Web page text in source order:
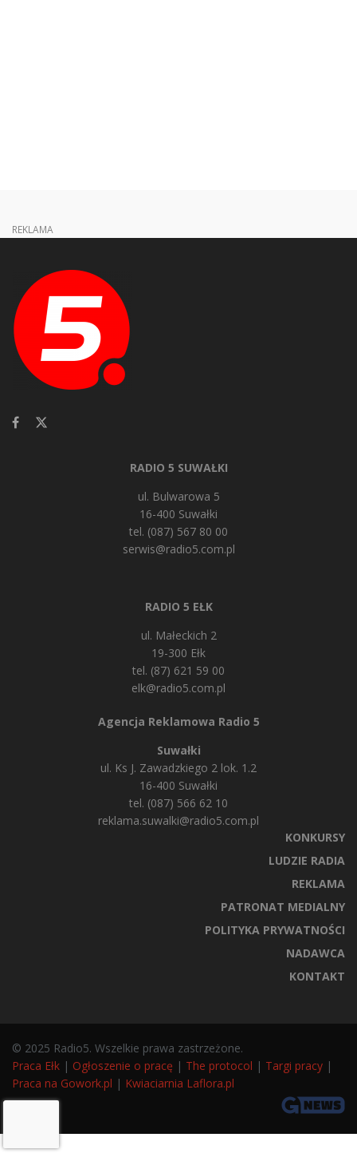
REKLAMA
RADIO 5 SUWAŁKI
ul. Bulwarowa 5
16-400 Suwałki
tel. (087) 567 80 00
serwis@radio5.com.pl
RADIO 5 EŁK
ul. Małeckich 2
19-300 Ełk
tel. (87) 621 59 00
elk@radio5.com.pl
Agencja Reklamowa Radio 5
Suwałki
ul. Ks J. Zawadzkiego 2 lok. 1.2
16-400 Suwałki
tel. (087) 566 62 10
reklama.suwalki@radio5.com.pl
KONKURSY
LUDZIE RADIA
REKLAMA
PATRONAT MEDIALNY
POLITYKA PRYWATNOŚCI
NADAWCA
KONTAKT
© 2025 Radio5. Wszelkie prawa zastrzeżone.
Praca Ełk | Ogłoszenie o pracę | The protocol | Targi pracy |
Praca na Gowork.pl | Kwiaciarnia Laflora.pl